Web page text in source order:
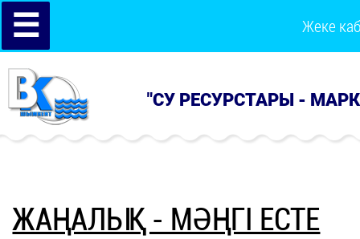
☰ Жеке
"СУ РЕСУРСТАРЫ -
ЖАҢАЛЫҚ - МӘҢГІ ЕСТЕ